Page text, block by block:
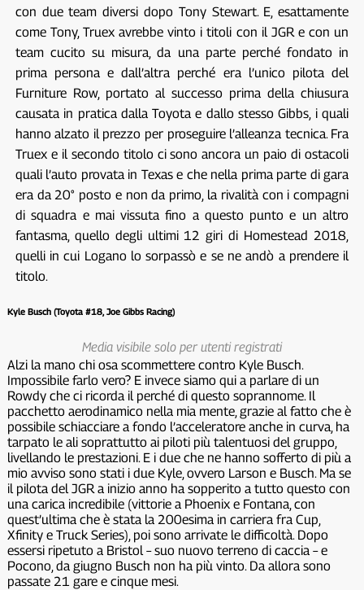
con due team diversi dopo Tony Stewart. E, esattamente
come Tony, Truex avrebbe vinto i titoli con il JGR e con un
team cucito su misura, da una parte perché fondato in
prima persona e dall’altra perché era l’unico pilota del
Furniture Row, portato al successo prima della chiusura
causata in pratica dalla Toyota e dallo stesso Gibbs, i quali
hanno alzato il prezzo per proseguire l’alleanza tecnica. Fra
Truex e il secondo titolo ci sono ancora un paio di ostacoli
quali l’auto provata in Texas e che nella prima parte di gara
era da 20° posto e non da primo, la rivalità con i compagni
di squadra e mai vissuta fino a questo punto e un altro
fantasma, quello degli ultimi 12 giri di Homestead 2018,
quelli in cui Logano lo sorpassò e se ne andò a prendere il
titolo.
Kyle Busch (Toyota #18, Joe Gibbs Racing)
Media visibile solo per utenti registrati
Alzi la mano chi osa scommettere contro Kyle Busch.
Impossibile farlo vero? E invece siamo qui a parlare di un
Rowdy che ci ricorda il perché di questo soprannome. Il
pacchetto aerodinamico nella mia mente, grazie al fatto che è
possibile schiacciare a fondo l’acceleratore anche in curva, ha
tarpato le ali soprattutto ai piloti più talentuosi del gruppo,
livellando le prestazioni. E i due che ne hanno sofferto di più a
mio avviso sono stati i due Kyle, ovvero Larson e Busch. Ma se
il pilota del JGR a inizio anno ha sopperito a tutto questo con
una carica incredibile (vittorie a Phoenix e Fontana, con
quest’ultima che è stata la 200esima in carriera fra Cup,
Xfinity e Truck Series), poi sono arrivate le difficoltà. Dopo
essersi ripetuto a Bristol – suo nuovo terreno di caccia – e
Pocono, da giugno Busch non ha più vinto. Da allora sono
passate 21 gare e cinque mesi.